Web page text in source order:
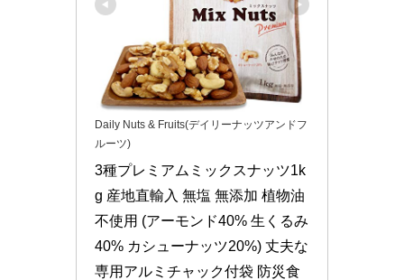
Daily Nuts & Fruits(デイリーナッツアンドフ
ルーツ)
3種プレミアムミックスナッツ1k
g 産地直輸入 無塩 無添加 植物油
不使用 (アーモンド40% 生くるみ
40% カシューナッツ20%) 丈夫な
専用アルミチャック付袋 防災食